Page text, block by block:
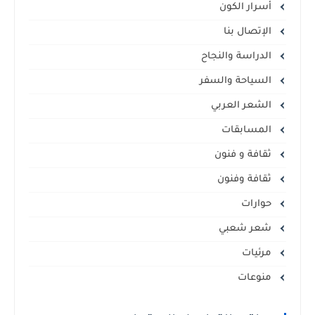
أسرار الكون
الإتصال بنا
الدراسة والنجاح
السياحة والسفر
الشعر العربي
المسابقات
ثقافة و فنون
ثقافة وفنون
حوارات
شعر شعبي
مرئيات
منوعات